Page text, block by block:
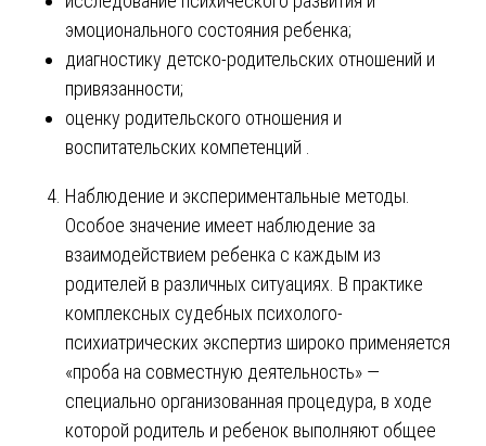
эмоционального состояния ребенка;
диагностику детско-родительских отношений и
привязанности;
оценку родительского отношения и
воспитательских компетенций .
Наблюдение и экспериментальные методы.
Особое значение имеет наблюдение за
взаимодействием ребенка с каждым из
родителей в различных ситуациях. В практике
комплексных судебных психолого-
психиатрических экспертиз широко применяется
«проба на совместную деятельность» —
специально организованная процедура, в ходе
которой родитель и ребенок выполняют общее